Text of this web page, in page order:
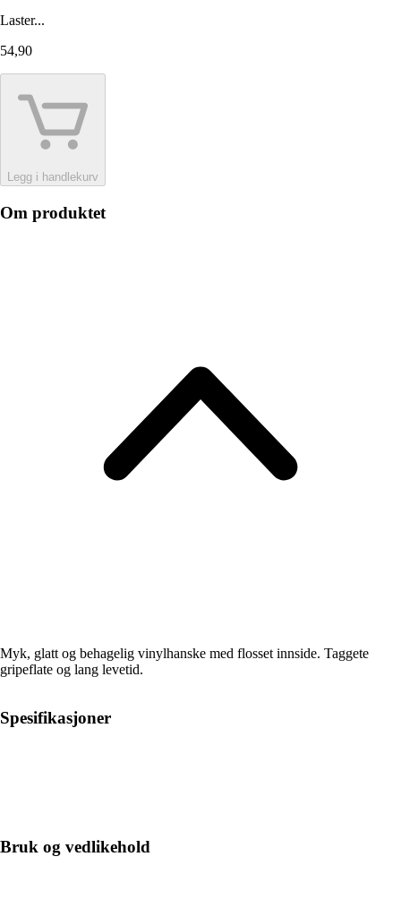
Laster...
54,90
Legg i handlekurv
Om produktet
Myk, glatt og behagelig vinylhanske med flosset innside. Taggete
gripeflate og lang levetid.
Spesifikasjoner
Bruk og vedlikehold